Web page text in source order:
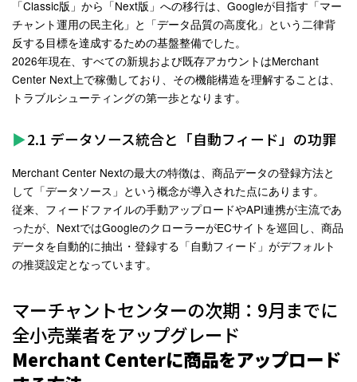
「Classic版」から「Next版」への移行は、Googleが目指す「マー
チャント運用の民主化」と「データ品質の高度化」という二律背
反する目標を達成するための基盤整備でした。
2026年現在、すべての新規および既存アカウントはMerchant
Center Next上で稼働しており、その機能構造を理解することは、
トラブルシューティングの第一歩となります。
2.1 データソース統合と「自動フィード」の功罪
Merchant Center Nextの最大の特徴は、商品データの登録方法と
して「データソース」という概念が導入された点にあります。
従来、フィードファイルの手動アップロードやAPI連携が主流であ
ったが、NextではGoogleのクローラーがECサイトを巡回し、商品
データを自動的に抽出・登録する「自動フィード」がデフォルト
の推奨設定となっています。
マーチャントセンターの次期：9月までに
全小売業者をアップグレード
Merchant Centerに商品をアップロード